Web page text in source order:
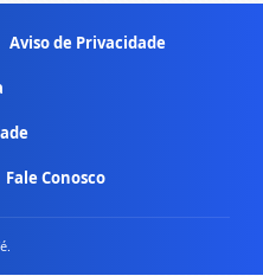
Aviso de Privacidade
Fale Conosco